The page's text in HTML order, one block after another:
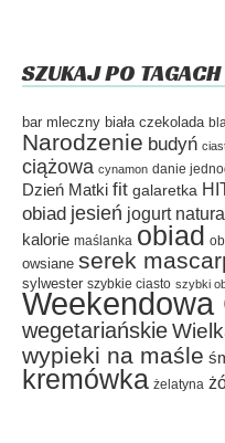
SZUKAJ PO TAGACH
bar mleczny biała czekolada
Narodzenie budyń
ciążowa cynamon danie
Dzień Matki fit galaretka
obiad jesień jogurt
kalorie maślanka obiad
owsiane serek
sylwester szybkie ciasto szybki
wegetariańskie
wypieki na maśle
kremówka żelatyna